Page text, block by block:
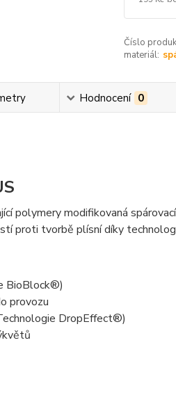
Číslo
materiál:
Hodnocení 0
polymery modifikovaná
proti tvorbě plísní díky
BioBlock®)
provozu
DropEffect®)